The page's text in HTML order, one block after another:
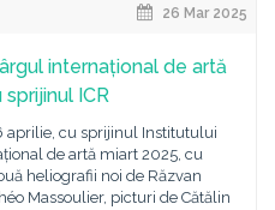
26 Mar 2025
internațional de artă
ICR
aprilie, cu sprijinul Institutului
de artă miart 2025, cu
heliografii noi de Răzvan
Massoulier, picturi de Cătălin